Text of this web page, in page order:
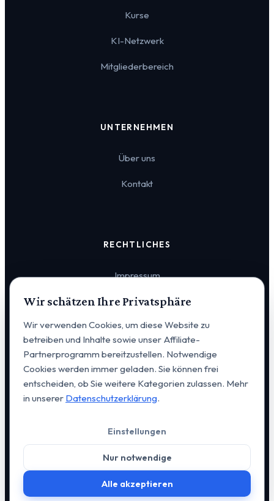
Kurse
KI-Netzwerk
Mitgliederbereich
UNTERNEHMEN
Über uns
Kontakt
RECHTLICHES
Impressum
Datenschutz
Cookie-Einstellungen
vorbehalten. | Alexanderstraße 14, D-95444 Bayreuth |
Wir schätzen Ihre Privatsphäre
Wir verwenden Cookies, um diese Website zu
betreiben und Inhalte sowie unser Affiliate-
Partnerprogramm bereitzustellen. Notwendige
Cookies werden immer geladen. Sie können frei
entscheiden, ob Sie weitere Kategorien zulassen. Mehr
in unserer Datenschutzerklärung.
Einstellungen
Nur notwendige
Alle akzeptieren